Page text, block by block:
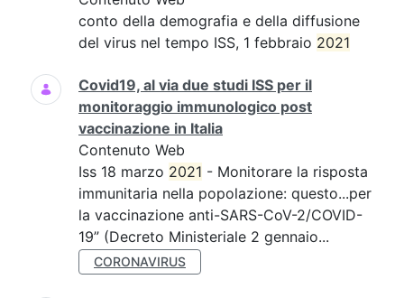
conto della demografia e della diffusione
del virus nel tempo ISS, 1 febbraio 2021
Covid19, al via due studi ISS per il
monitoraggio immunologico post
vaccinazione in Italia
Contenuto Web
Iss 18 marzo 2021 - Monitorare la risposta
immunitaria nella popolazione: questo...per
la vaccinazione anti-SARS-CoV-2/COVID-
19” (Decreto Ministeriale 2 gennaio...
CORONAVIRUS